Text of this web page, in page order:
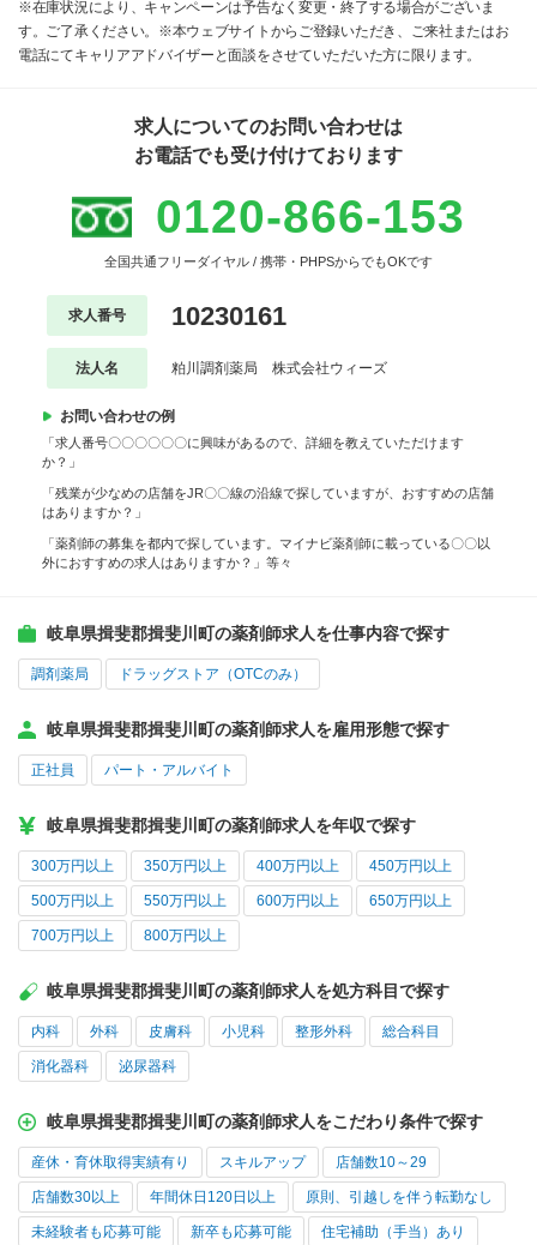
※在庫状況により、キャンペーンは予告なく変更・終了する場合がございま
す。ご了承ください。※本ウェブサイトからご登録いただき、ご来社またはお
電話にてキャリアアドバイザーと面談をさせていただいた方に限ります。
求人についてのお問い合わせは
お電話でも受け付けております
0120-866-153
全国共通フリーダイヤル / 携帯・PHPSからでもOKです
求人番号 10230161
法人名 粕川調剤薬局 株式会社ウィーズ
お問い合わせの例
「求人番号〇〇〇〇〇〇に興味があるので、詳細を教えていただけます
か？」
「残業が少なめの店舗をJR〇〇線の沿線で探していますが、おすすめの店舗
はありますか？」
「薬剤師の募集を都内で探しています。マイナビ薬剤師に載っている〇〇以
外におすすめの求人はありますか？」等々
岐阜県揖斐郡揖斐川町の薬剤師求人を仕事内容で探す
調剤薬局 ドラッグストア（OTCのみ）
岐阜県揖斐郡揖斐川町の薬剤師求人を雇用形態で探す
正社員 パート・アルバイト
岐阜県揖斐郡揖斐川町の薬剤師求人を年収で探す
300万円以上 350万円以上 400万円以上 450万円以上
500万円以上 550万円以上 600万円以上 650万円以上
700万円以上 800万円以上
岐阜県揖斐郡揖斐川町の薬剤師求人を処方科目で探す
内科 外科 皮膚科 小児科 整形外科 総合科目
消化器科 泌尿器科
岐阜県揖斐郡揖斐川町の薬剤師求人をこだわり条件で探す
産休・育休取得実績有り スキルアップ 店舗数10～29
店舗数30以上 年間休日120日以上 原則、引越しを伴う転勤なし
未経験者も応募可能 新卒も応募可能 住宅補助（手当）あり